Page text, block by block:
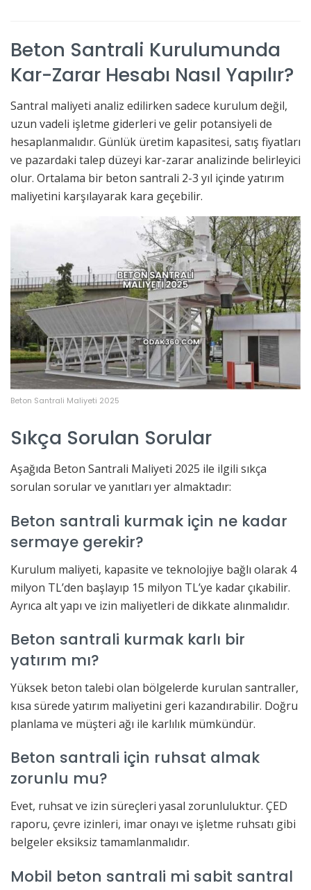
Beton Santrali Kurulumunda
Kar-Zarar Hesabı Nasıl Yapılır?
Santral maliyeti analiz edilirken sadece kurulum değil,
uzun vadeli işletme giderleri ve gelir potansiyeli de
hesaplanmalıdır. Günlük üretim kapasitesi, satış fiyatları
ve pazardaki talep düzeyi kar-zarar analizinde belirleyici
olur. Ortalama bir beton santrali 2-3 yıl içinde yatırım
maliyetini karşılayarak kara geçebilir.
Beton Santrali Maliyeti 2025
Sıkça Sorulan Sorular
Aşağıda Beton Santrali Maliyeti 2025 ile ilgili sıkça
sorulan sorular ve yanıtları yer almaktadır:
Beton santrali kurmak için ne kadar
sermaye gerekir?
Kurulum maliyeti, kapasite ve teknolojiye bağlı olarak 4
milyon TL’den başlayıp 15 milyon TL’ye kadar çıkabilir.
Ayrıca alt yapı ve izin maliyetleri de dikkate alınmalıdır.
Beton santrali kurmak karlı bir
yatırım mı?
Yüksek beton talebi olan bölgelerde kurulan santraller,
kısa sürede yatırım maliyetini geri kazandırabilir. Doğru
planlama ve müşteri ağı ile karlılık mümkündür.
Beton santrali için ruhsat almak
zorunlu mu?
Evet, ruhsat ve izin süreçleri yasal zorunluluktur. ÇED
raporu, çevre izinleri, imar onayı ve işletme ruhsatı gibi
belgeler eksiksiz tamamlanmalıdır.
Mobil beton santrali mi sabit santral